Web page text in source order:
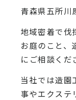
青森県五所川
地域密着で伐
お庭のこと、
にご相談くだ
当社では造園
事やエクステ